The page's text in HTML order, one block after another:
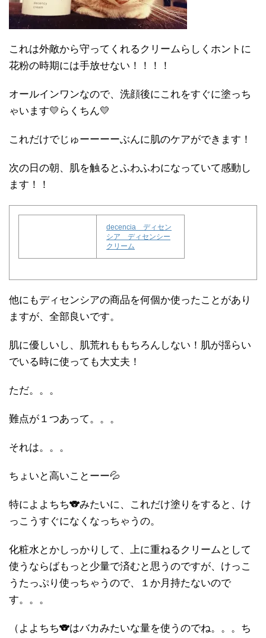
これは外敵から守ってくれるクリームらしくホントに
花粉の時期には手放せない！！！！
オールインワンなので、洗顔後にこれをすぐに塗っち
ゃいます💛らくちん💛
これだけでじゅーーーーぶんに肌のケアができます！
次の日の朝、肌を触るとふわふわになっていて感動し
ます！！
decencia ディセン
シア ディセンシー
クリーム
他にもディセンシアの商品を何個か使ったことがあり
ますが、全部良いです。
肌に優しいし、肌荒れももちろんしない！肌が揺らい
でいる時に使っても大丈夫！
ただ。。。
難点が１つあって。。。
それは。。。
ちょいと高いことーー💦
特によよちち🐨みたいに、これだけ塗りをすると、け
っこうすぐになくなっちゃうの。
化粧水とかしっかりして、上に重ねるクリームとして
使うならばもっと少量で済むと思うのですが、けっこ
うたっぷり使っちゃうので、１か月持たないので
す。。。
（よよちち🐨はバカみたいな量を使うのでね。。。ち